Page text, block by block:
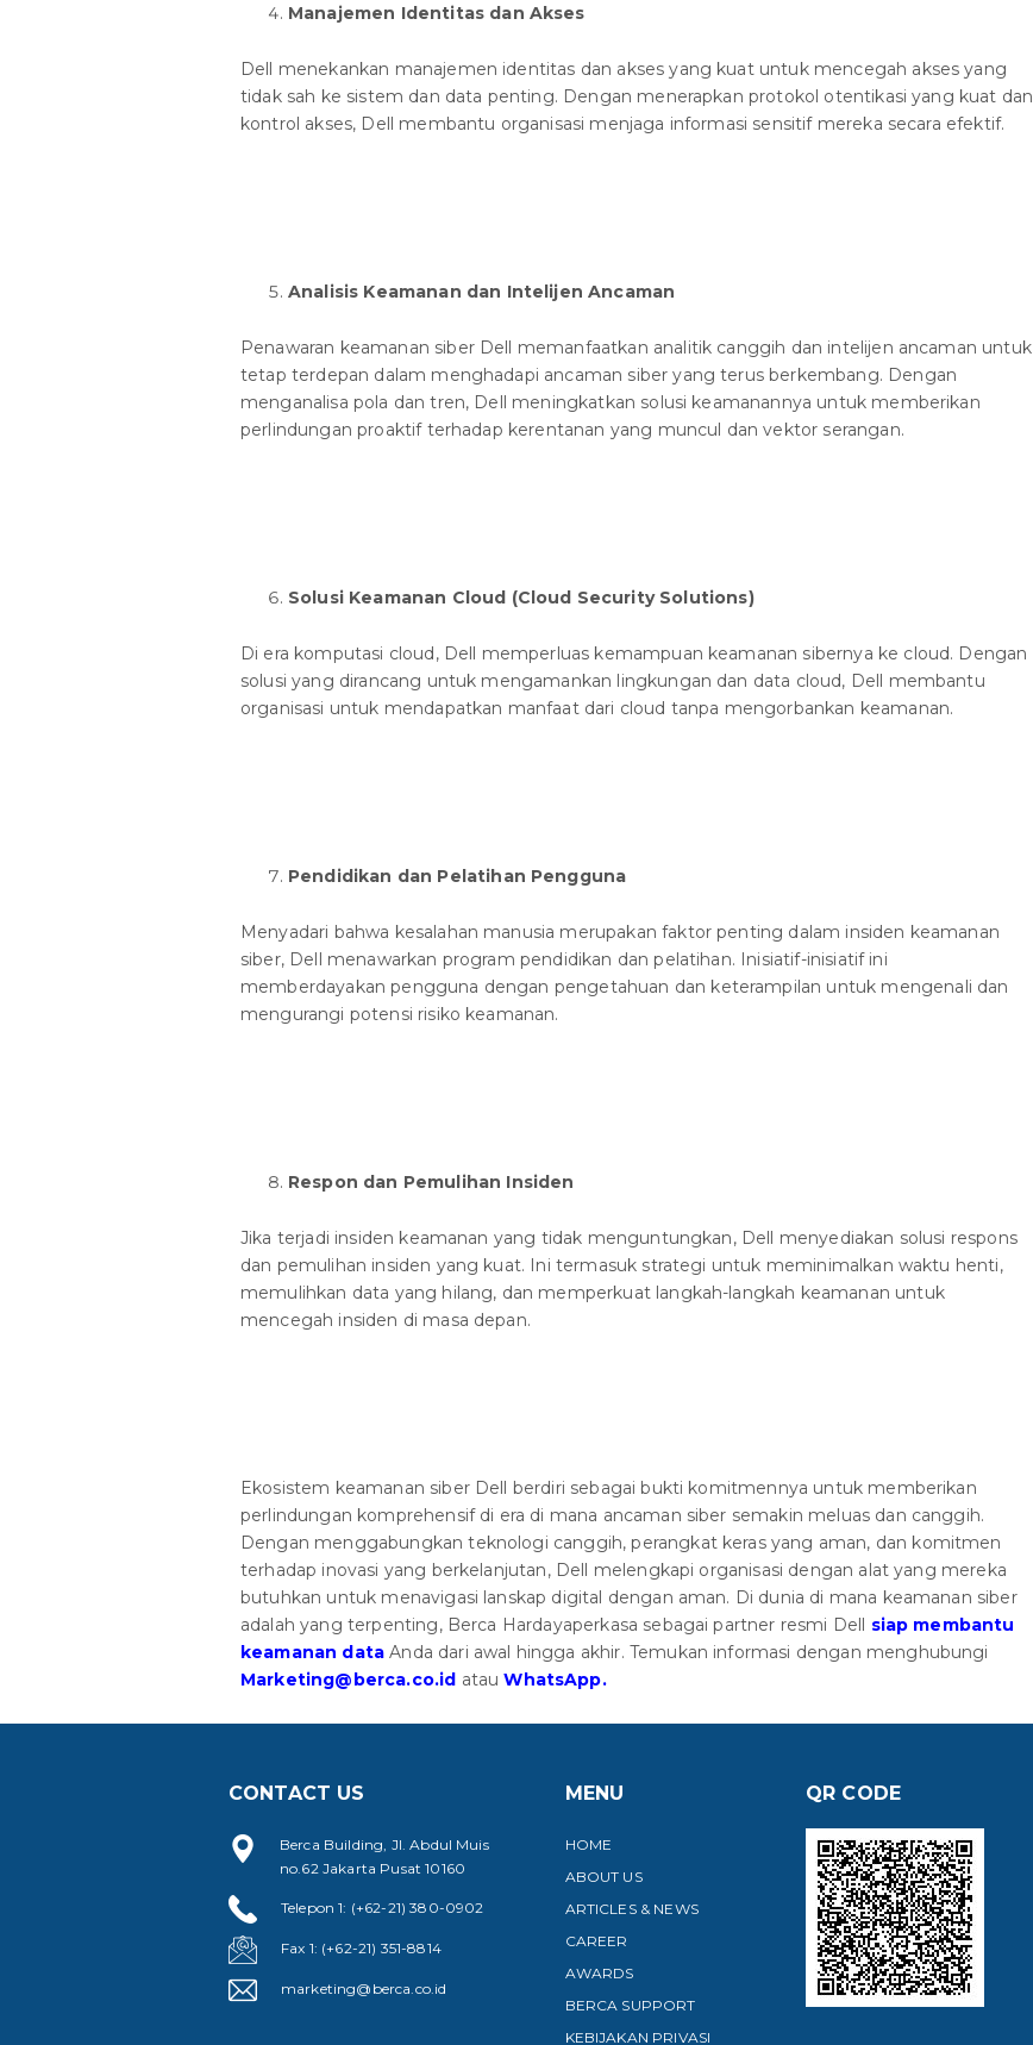
Manajemen Identitas dan Akses
Dell menekankan manajemen identitas dan akses yang kuat untuk mencegah akses yang
tidak sah ke sistem dan data penting. Dengan menerapkan protokol otentikasi yang kuat dan
kontrol akses, Dell membantu organisasi menjaga informasi sensitif mereka secara efektif.
Analisis Keamanan dan Intelijen Ancaman
Penawaran keamanan siber Dell memanfaatkan analitik canggih dan intelijen ancaman untuk
tetap terdepan dalam menghadapi ancaman siber yang terus berkembang. Dengan
menganalisa pola dan tren, Dell meningkatkan solusi keamanannya untuk memberikan
perlindungan proaktif terhadap kerentanan yang muncul dan vektor serangan.
Solusi Keamanan Cloud (Cloud Security Solutions)
Di era komputasi cloud, Dell memperluas kemampuan keamanan sibernya ke cloud. Dengan
solusi yang dirancang untuk mengamankan lingkungan dan data cloud, Dell membantu
organisasi untuk mendapatkan manfaat dari cloud tanpa mengorbankan keamanan.
Pendidikan dan Pelatihan Pengguna
Menyadari bahwa kesalahan manusia merupakan faktor penting dalam insiden keamanan
siber, Dell menawarkan program pendidikan dan pelatihan. Inisiatif-inisiatif ini
memberdayakan pengguna dengan pengetahuan dan keterampilan untuk mengenali dan
mengurangi potensi risiko keamanan.
Respon dan Pemulihan Insiden
Jika terjadi insiden keamanan yang tidak menguntungkan, Dell menyediakan solusi respons
dan pemulihan insiden yang kuat. Ini termasuk strategi untuk meminimalkan waktu henti,
memulihkan data yang hilang, dan memperkuat langkah-langkah keamanan untuk
mencegah insiden di masa depan.
Ekosistem keamanan siber Dell berdiri sebagai bukti komitmennya untuk memberikan
perlindungan komprehensif di era di mana ancaman siber semakin meluas dan canggih.
Dengan menggabungkan teknologi canggih, perangkat keras yang aman, dan komitmen
terhadap inovasi yang berkelanjutan, Dell melengkapi organisasi dengan alat yang mereka
butuhkan untuk menavigasi lanskap digital dengan aman. Di dunia di mana keamanan siber
adalah yang terpenting, Berca Hardayaperkasa sebagai partner resmi Dell siap membantu
keamanan data Anda dari awal hingga akhir. Temukan informasi dengan menghubungi
Marketing@berca.co.id atauWhatsApp.
CONTACT US
Berca Building, Jl. Abdul Muis
no.62 Jakarta Pusat 10160
Telepon 1: (+62-21) 380-0902
Fax 1: (+62-21) 351-8814
marketing@berca.co.id
MENU
HOME
ABOUT US
ARTICLES & NEWS
CAREER
AWARDS
BERCA SUPPORT
KEBIJAKAN PRIVASI
QR CODE